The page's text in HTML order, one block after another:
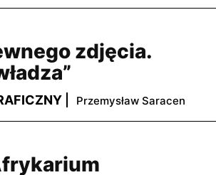
zdjęcia.
Przemysław Saracen